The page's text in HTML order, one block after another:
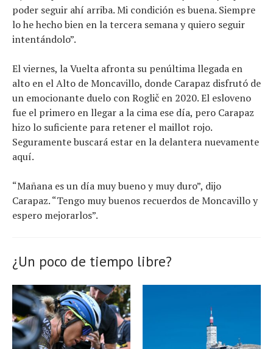
poder seguir ahí arriba. Mi condición es buena. Siempre
lo he hecho bien en la tercera semana y quiero seguir
intentándolo”.
El viernes, la Vuelta afronta su penúltima llegada en
alto en el Alto de Moncavillo, donde Carapaz disfrutó de
un emocionante duelo con Roglič en 2020. El esloveno
fue el primero en llegar a la cima ese día, pero Carapaz
hizo lo suficiente para retener el maillot rojo.
Seguramente buscará estar en la delantera nuevamente
aquí.
“Mañana es un día muy bueno y muy duro”, dijo
Carapaz. “Tengo muy buenos recuerdos de Moncavillo y
espero mejorarlos”.
¿Un poco de tiempo libre?